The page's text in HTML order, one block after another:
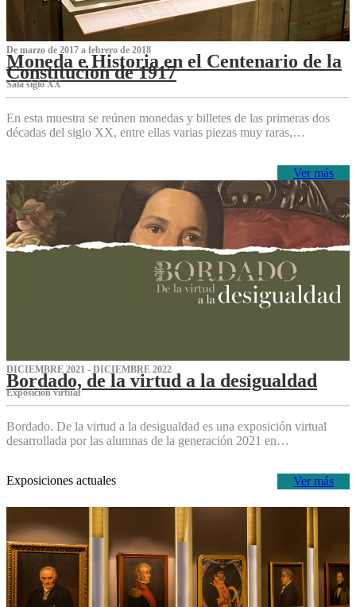
De marzo de 2017 a febrero de 2018
Moneda e Historia en el Centenario de la
Constitución de 1917
Sala siglo XX
En esta muestra se reúnen monedas y billetes de las primeras dos
décadas del siglo XX, entre ellas varias piezas muy raras,…
Ver más
DICIEMBRE 2021 - DICIEMBRE 2022
Bordado, de la virtud a la desigualdad
Exposición virtual‌
Bordado. De la virtud a la desigualdad es una exposición virtual
desarrollada por las alumnas de la generación 2021 en…
Ver más
Exposiciones actuales